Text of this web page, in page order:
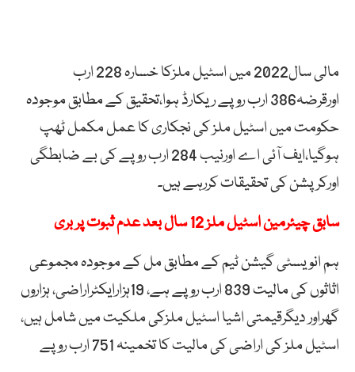
مالی سال2022 میں اسٹیل ملزکا خسارہ 228 ارب
اورقرضہ386 ارب روپے ریکارڈ ہوا،تحقیق کے مطابق موجودہ
حکومت میں اسٹیل ملز کی نجکاری کا عمل مکمل ٹھپ
ہوگیا،ایف آئی اے اورنیب 284 ارب روپے کی بے ضابطگی
اورکرپشن کی تحقیقات کررہے ہیں۔
سابق چیئرمین اسٹیل ملز 12 سال بعد عدم ثبوت پر بری
ہم انویسٹی گیشن ٹیم کے مطابق مل کے موجودہ مجموعی
اثاثوں کی مالیت 839 ارب روپے ہے، 19ہزارایکٹراراضی، ہزاروں
گھراور دیگرقیمتی اشیا اسٹیل ملزکی ملکیت میں شامل ہیں،
اسٹیل ملز کی اراضی کی مالیت کا تخمینہ 751 ارب روپے